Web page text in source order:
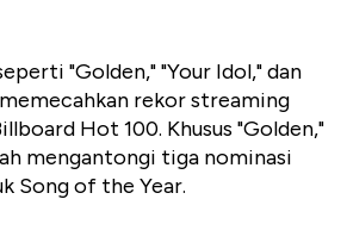
"Golden," "Your Idol," dan
rekor streaming
Hot 100. Khusus "Golden,"
mengantongi tiga nominasi
Song of the Year.